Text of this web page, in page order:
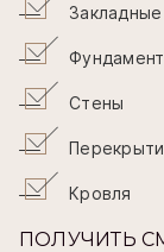
Закладные
Фундамент
Стены
Кровля
ПОЛУЧИТЬ